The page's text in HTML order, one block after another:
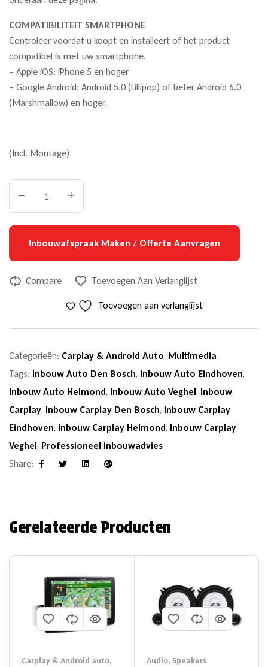
COMPATIBILITEIT SMARTPHONE
Controleer voordat u koopt en installeert of het product
compatibel is met uw smartphone.
– Apple iOS: iPhone 5 en hoger
– Google Android: Android 5.0 (Lillipop) of beter Android 6.0
(Marshmallow) en hoger.
(Incl. Montage)
Inbouwafspraak Maken / Offerte Aanvragen
Compare Toevoegen Aan Verlanglijst
Toevoegen aan verlanglijst
Categorieën: Carplay & Android Auto, Multimedia
Tags: Inbouw Auto Den Bosch, Inbouw Auto Eindhoven,
Inbouw Auto Helmond, Inbouw Auto Veghel, Inbouw
Carplay, Inbouw Carplay Den Bosch, Inbouw Carplay
Eindhoven, Inbouw Carplay Helmond, Inbouw Carplay
Veghel, Professioneel Inbouwadvies
Share:
Gerelateerde Producten
Carplay & Android auto,
Audio, Speakers